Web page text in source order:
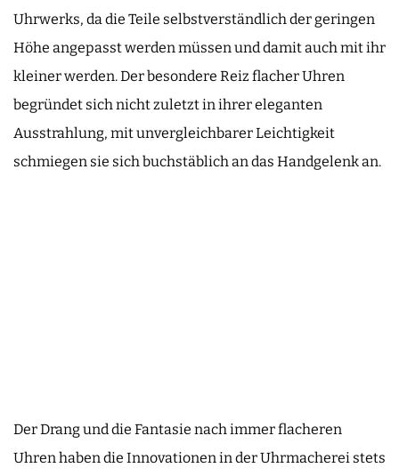
Uhrwerks, da die Teile selbstverständlich der geringen
Höhe angepasst werden müssen und damit auch mit ihr
kleiner werden. Der besondere Reiz flacher Uhren
begründet sich nicht zuletzt in ihrer eleganten
Ausstrahlung, mit unvergleichbarer Leichtigkeit
schmiegen sie sich buchstäblich an das Handgelenk an.
Der Drang und die Fantasie nach immer flacheren
Uhren haben die Innovationen in der Uhrmacherei stets